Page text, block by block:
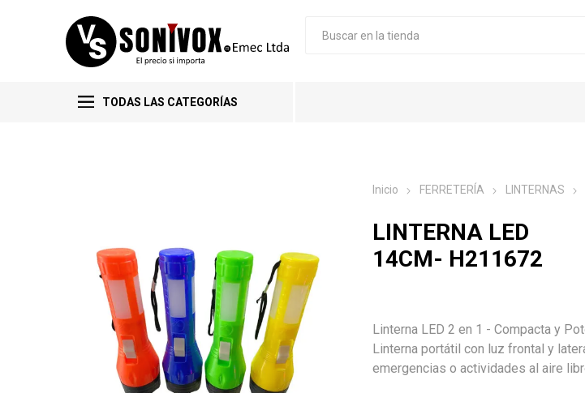
TODAS LAS CATEGORÍAS
Inicio FERRETERÍA LINTERNAS
LINTERNA LED
14CM- H211672
Linterna LED 2 en 1 - Compacta y
Linterna portátil con luz frontal y
emergencias o actividades al aire